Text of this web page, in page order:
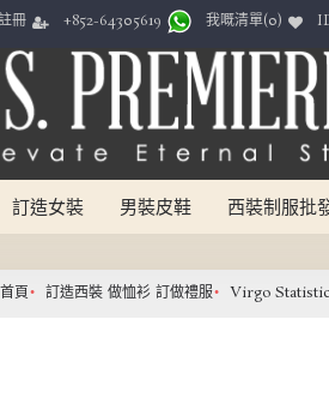
冊 +852-64305619 我嘅清單(0)
訂造女裝 男裝皮鞋 西裝制服批
首頁 訂造西裝 做恤衫 訂做禮服 Virgo